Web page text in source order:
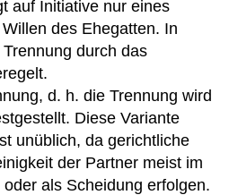
auf Initiative nur eines
des Ehegatten. In
durch das
d. h. die Trennung wird
Diese Variante
unüblich, da gerichtliche
der Partner meist im
als Scheidung erfolgen.